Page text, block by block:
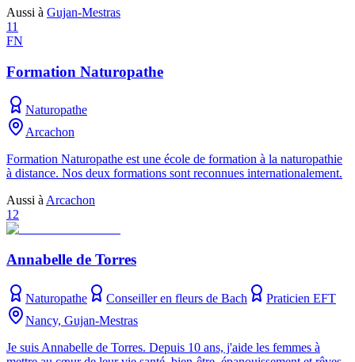
Aussi à Gujan-Mestras
11
FN
Formation Naturopathe
Naturopathe
Arcachon
Formation Naturopathe est une école de formation à la naturopathie
à distance. Nos deux formations sont reconnues internationalement.
Aussi à Arcachon
12
Annabelle de Torres
Naturopathe Conseiller en fleurs de Bach
Praticien EFT
Nancy, Gujan-Mestras
Je suis Annabelle de Torres. Depuis 10 ans, j'aide les femmes à